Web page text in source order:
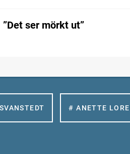
”Det ser mörkt ut”
# ANETTE